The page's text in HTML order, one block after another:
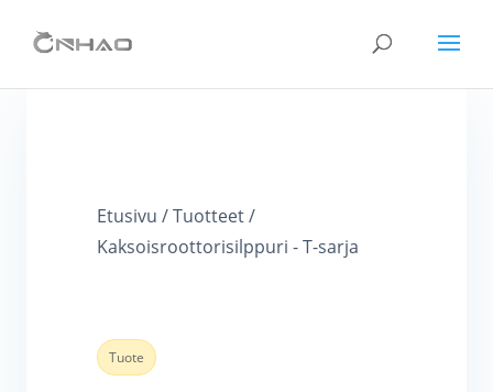
Etusivu / Tuotteet /
Kaksoisroottorisilppuri - T-sarja
Tuote